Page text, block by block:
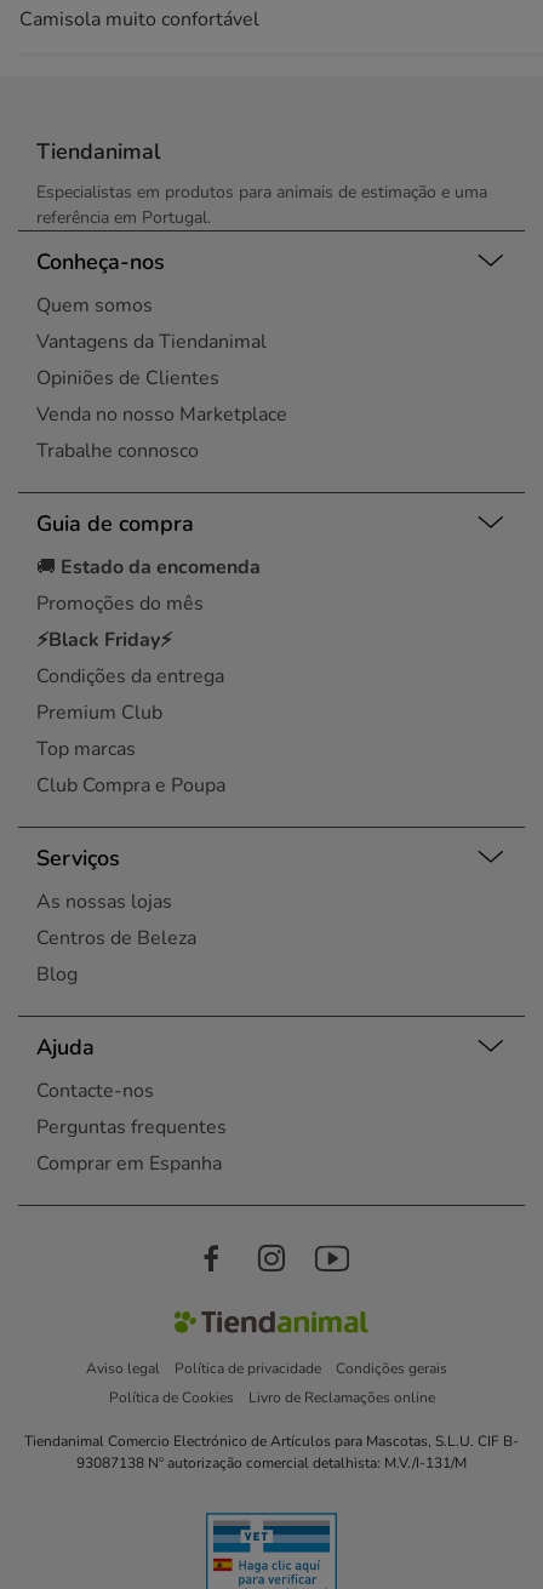
Camisola muito confortável
Tiendanimal
Especialistas em produtos para animais de estimação e uma
referência em Portugal.
Conheça-nos
Quem somos
Vantagens da Tiendanimal
Opiniões de Clientes
Venda no nosso Marketplace
Trabalhe connosco
Guia de compra
🚚 Estado da encomenda
Promoções do mês
⚡Black Friday⚡
Condições da entrega
Premium Club
Top marcas
Club Compra e Poupa
Serviços
As nossas lojas
Centros de Beleza
Blog
Ajuda
Contacte-nos
Perguntas frequentes
Comprar em Espanha
Aviso legal Política de privacidade
Condições gerais
Política de Cookies
Livro de Reclamações online
Tiendanimal Comercio Electrónico de Artículos para Mascotas, S.L.U. CIF B-
93087138 Nº autorização comercial detalhista: M.V./I-131/M